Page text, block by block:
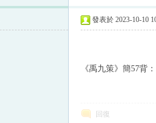
發表於 2023-10-10
《禹九策》簡57背
回復